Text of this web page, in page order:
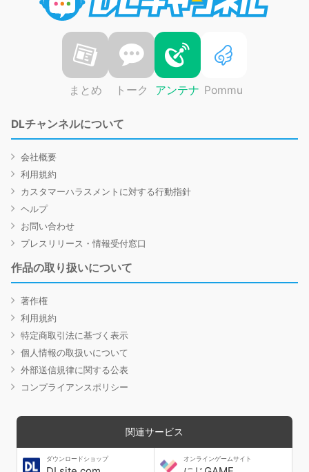
まとめ トーク アンテナ Pommu
DLチャンネルについて
会社概要
利用規約
カスタマーハラスメントに対する行動指針
ヘルプ
お問い合わせ
プレスリリース・情報受付窓口
作品の取り扱いについて
著作権
利用規約
特定商取引法に基づく表示
個人情報の取扱いについて
外部送信規律に関する公表
コンプライアンスポリシー
関連サービス
ダウンロードショップ オンラインゲームサイト